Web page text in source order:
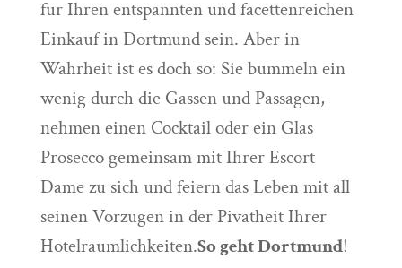
fur Ihren entspannten und facettenreichen
Einkauf in Dortmund sein. Aber in
Wahrheit ist es doch so: Sie bummeln ein
wenig durch die Gassen und Passagen,
nehmen einen Cocktail oder ein Glas
Prosecco gemeinsam mit Ihrer Escort
Dame zu sich und feiern das Leben mit all
seinen Vorzugen in der Pivatheit Ihrer
Hotelraumlichkeiten.So geht Dortmund!